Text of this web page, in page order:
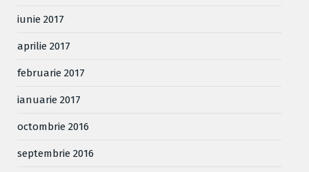
iunie 2017
aprilie 2017
februarie 2017
ianuarie 2017
octombrie 2016
septembrie 2016